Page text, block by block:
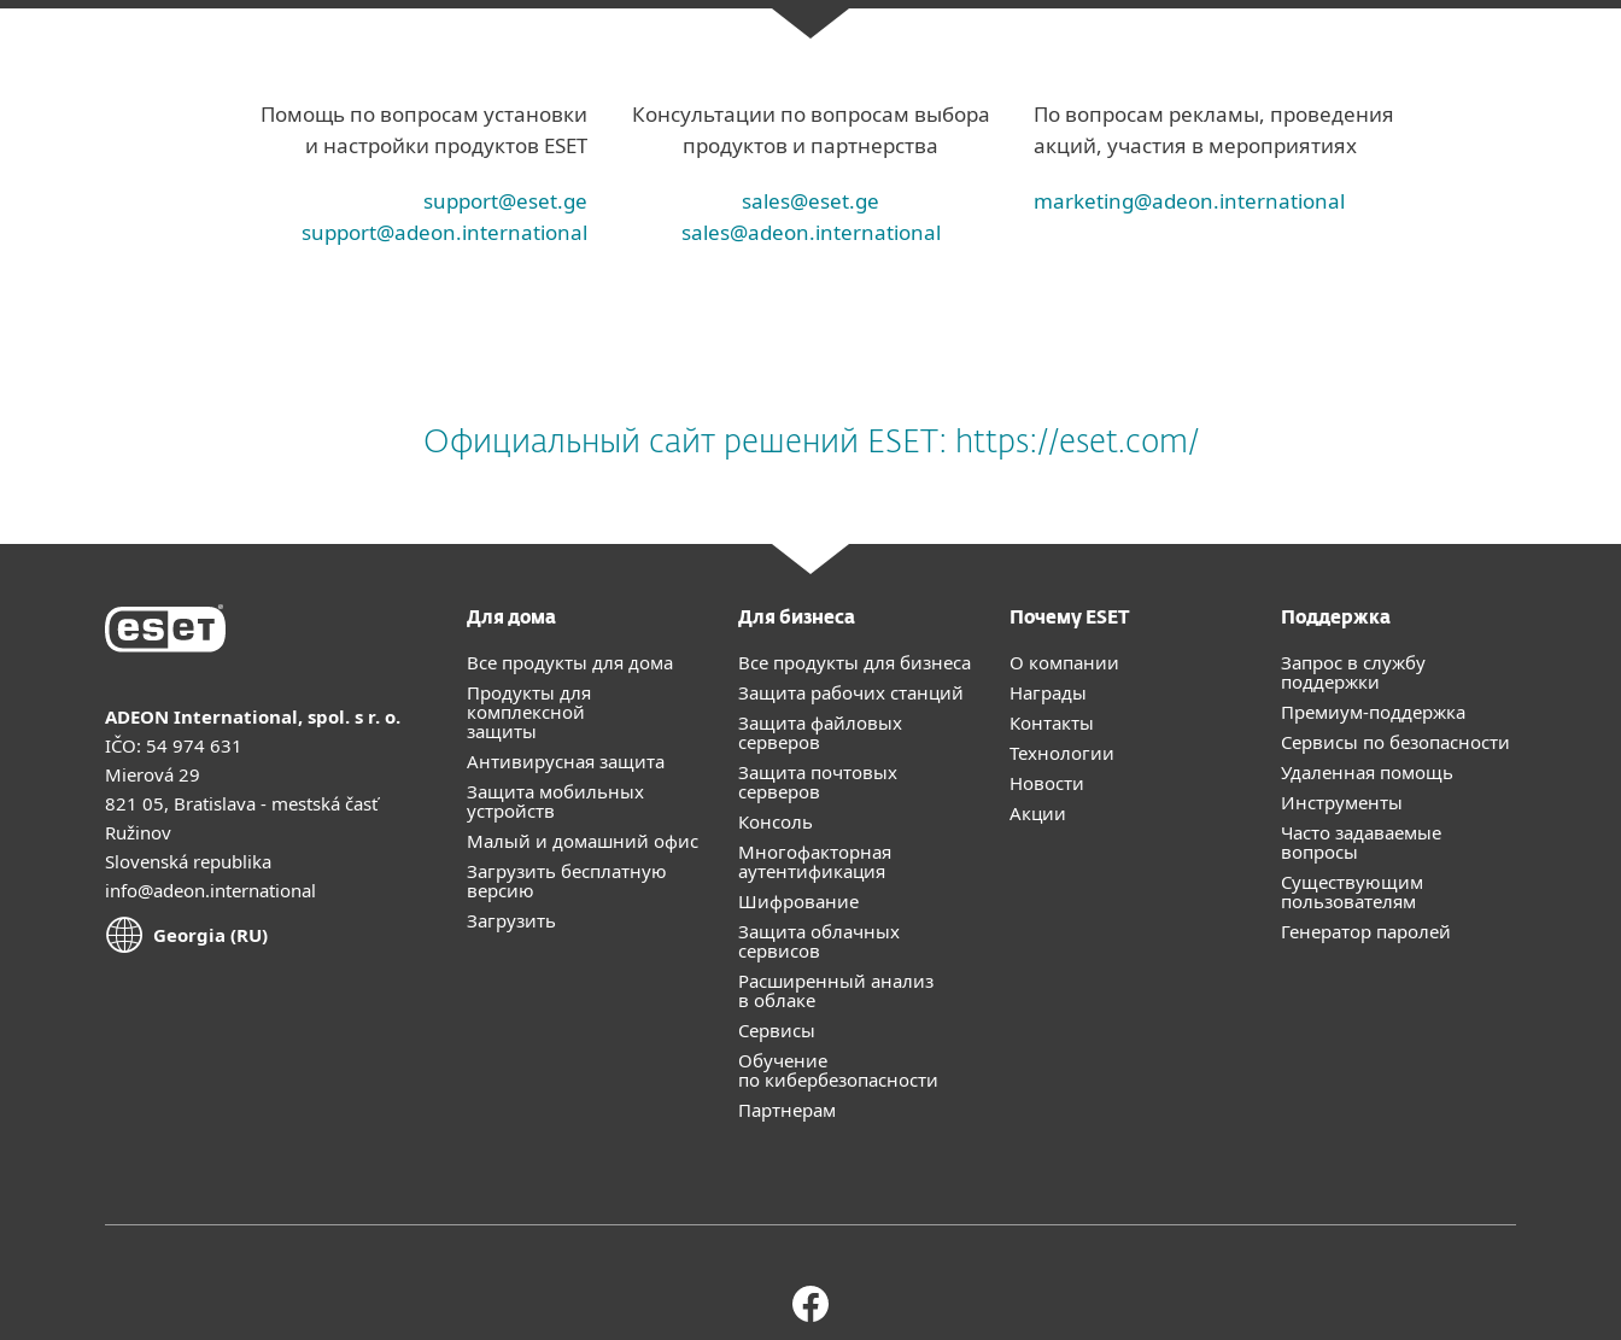
Помощь по вопросам установки
и настройки продуктов ESET
support@eset.ge
support@adeon.international
Консультации по вопросам выбора
продуктов и партнерства
sales@eset.ge
sales@adeon.international
По вопросам рекламы, проведения
акций, участия в мероприятиях
marketing@adeon.international
Официальный сайт решений ESET: https://eset.com/
ADEON International, spol. s r. o.
IČO: 54 974 631
Mierová 29
821 05, Bratislava - mestská časť
Ružinov
Slovenská republika
info@adeon.international
Georgia (RU)
Для дома
Все продукты для дома
Продукты для
комплексной
защиты
Антивирусная защита
Защита мобильных
устройств
Малый и домашний офис
Загрузить бесплатную
версию
Загрузить
Для бизнеса
Все продукты для бизнеса
Защита рабочих станций
Защита файловых
серверов
Защита почтовых
серверов
Консоль
Многофакторная
аутентификация
Шифрование
Защита облачных
сервисов
Расширенный анализ
в облаке
Сервисы
Обучение
по кибербезопасности
Партнерам
Почему ESET
О компании
Награды
Контакты
Технологии
Новости
Акции
Поддержка
Запрос в службу
поддержки
Премиум-поддержка
Сервисы по безопасности
Удаленная помощь
Инструменты
Часто задаваемые
вопросы
Существующим
пользователям
Генератор паролей